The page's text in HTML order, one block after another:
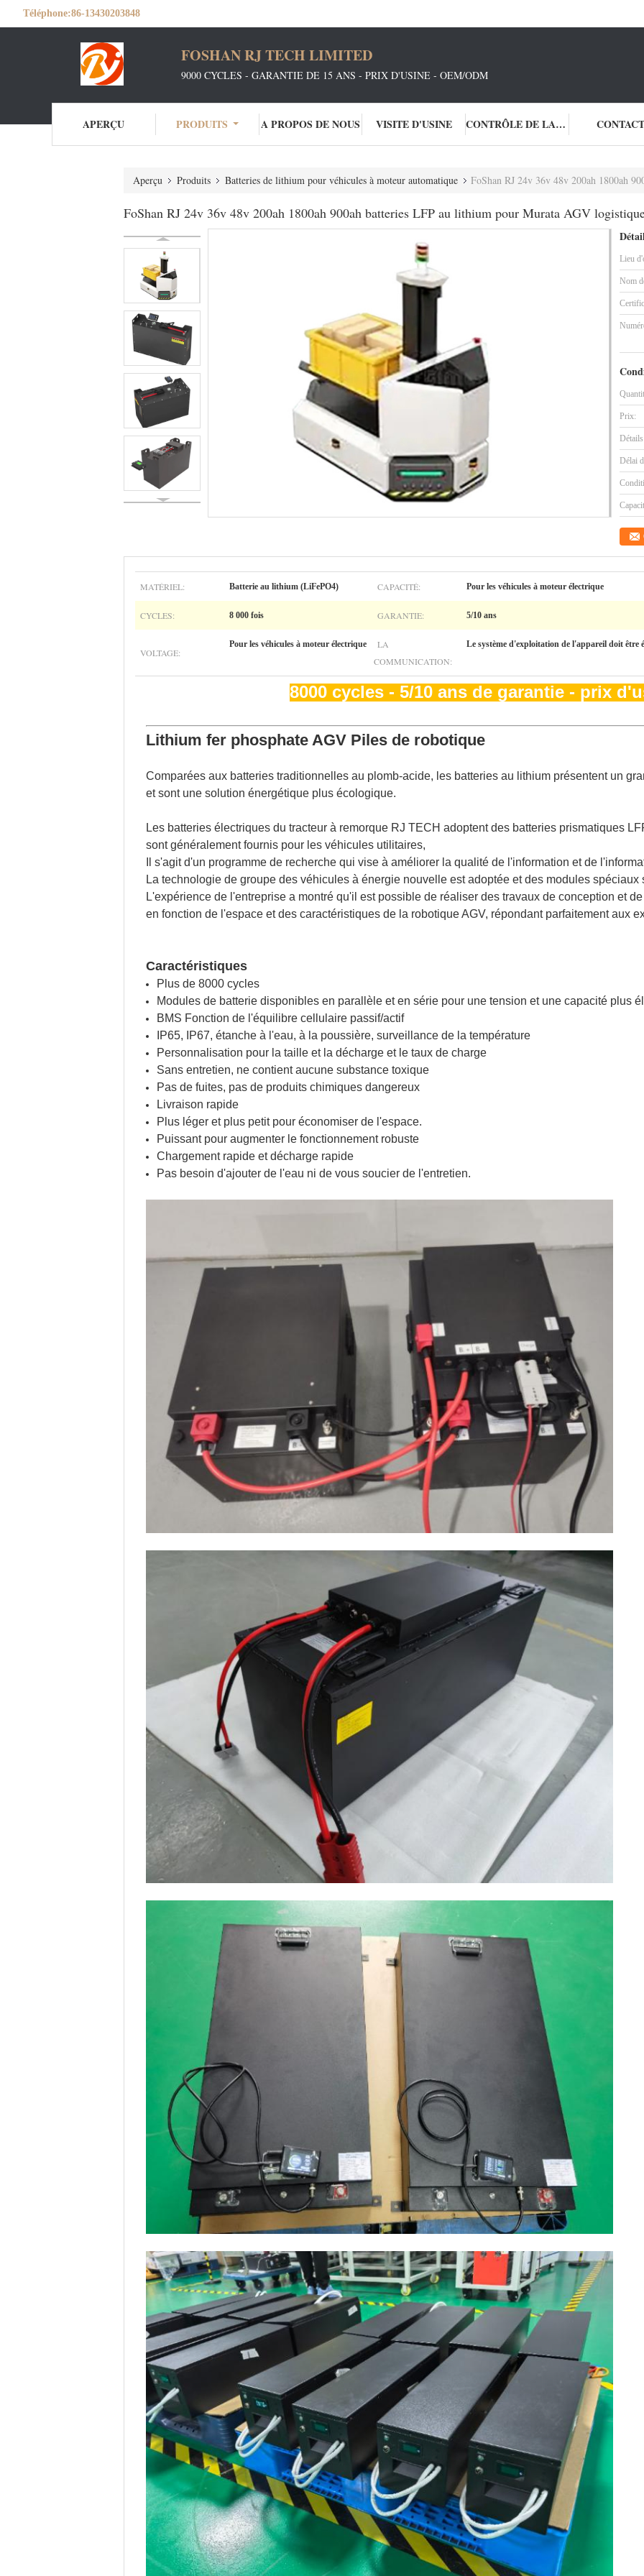
Téléphone:86-13430203848
FOSHAN RJ TECH LIMITED
9000 CYCLES - GARANTIE DE 15 ANS - PRIX D'USINE - OEM/ODM
APERÇU PRODUITS A PROPOS DE NOUS VISITE D'USINE CONTRÔLE DE LA QUALITÉ CONTACT
Aperçu Produits Batteries de lithium pour véhicules à moteur automatique FoShan RJ 24v 36v 48v 200ah 1800ah 900ah
FoShan RJ 24v 36v 48v 200ah 1800ah 900ah batteries LFP au lithium pour Murata AGV
Lieu
Nom
Prix:
Délai
MATÉRIEL: Batterie au lithium (LiFePO4) CAPACITÉ: Pour les véhicules à moteur électrique
CYCLES: 8 000 fois GARANTIE: 5/10 ans
VOLTAGE:
Pour les véhicules à moteur électrique
LA
COMMUNICATION:
Le système d'exploitation de l'appareil doit
8000 cycles - 5/10 ans de garantie - prix
Lithium fer phosphate AGV Piles de robotique
Comparées aux batteries traditionnelles au plomb-acide, les batteries au lithium présentent un
et sont une solution énergétique plus écologique.
Les batteries électriques du tracteur à remorque RJ TECH adoptent des batteries prismatiques
sont généralement fournis pour les véhicules utilitaires,
Il s'agit d'un programme de recherche qui vise à améliorer la qualité de l'information et de
La technologie de groupe des véhicules à énergie nouvelle est adoptée et des modules spéciaux
L'expérience de l'entreprise a montré qu'il est possible de réaliser des travaux de conception et
en fonction de l'espace et des caractéristiques de la robotique AGV, répondant parfaitement aux
Caractéristiques
Plus de 8000 cycles
Modules de batterie disponibles en parallèle et en série pour une tension et une capacité plus
BMS Fonction de l'équilibre cellulaire passif/actif
IP65, IP67, étanche à l'eau, à la poussière, surveillance de la température
Personnalisation pour la taille et la décharge et le taux de charge
Sans entretien, ne contient aucune substance toxique
Pas de fuites, pas de produits chimiques dangereux
Livraison rapide
Plus léger et plus petit pour économiser de l'espace.
Puissant pour augmenter le fonctionnement robuste
Chargement rapide et décharge rapide
Pas besoin d'ajouter de l'eau ni de vous soucier de l'entretien.